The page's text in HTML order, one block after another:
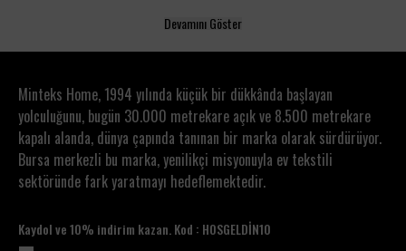
Devamını Göster
Minteks Home, 1994 yılında küçük bir dükkânda başlayan
yolculuğunu, bugün 30.000 metrekare açık ve 8.500 metrekare
kapalı alanda, dünya çapında tanınan bir marka olarak sürdürüyor.
Bursa merkezli bu marka, yenilikçi misyonuyla ev tekstili
sektöründe fark yaratmayı hedeflemektedir.
Kaydol ve 10% indirim kazan. Kod : HOSGELDİN10